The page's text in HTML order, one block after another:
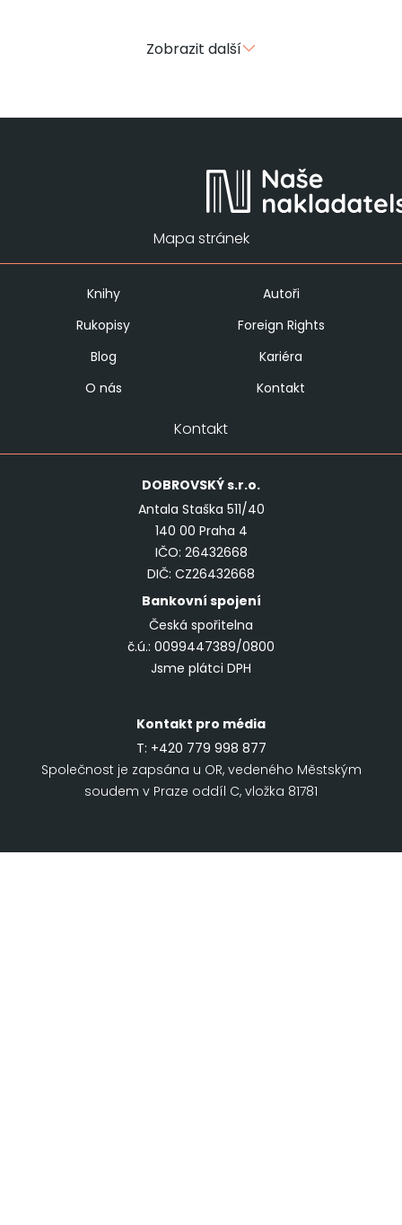
Zobrazit další
Mapa stránek
Knihy
Autoři
Rukopisy
Foreign Rights
Blog
Kariéra
O nás
Kontakt
Kontakt
DOBROVSKÝs.r.o.
Antala Staška 511/40
140 00 Praha 4
IČO: 26432668
DIČ: CZ26432668
Bankovní spojení
Česká spořitelna
č.ú.: 0099447389/0800
Jsme plátci DPH
Kontakt pro média
T: +420 779 998 877
Společnost je zapsána u OR, vedeného Městským
soudem v Praze oddíl C, vložka 81781